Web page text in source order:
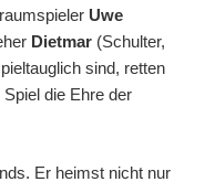
Uwe
Dietmar (Schulter,
sind, retten
die Ehre der
Er heimst nicht nur